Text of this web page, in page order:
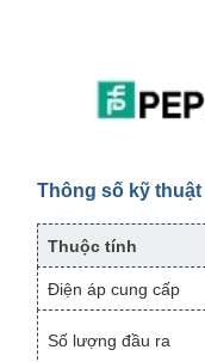
Thông số kỹ
Thuộc tính
Điện áp cung cấp
Số lượng đầu ra